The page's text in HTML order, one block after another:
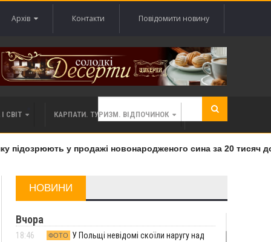
Архів Контакти Повідомити новину
СВІТ КАРПАТИ. ТУРИЗМ. ВІДПОЧИНОК
у продажі новонародженого сина за 20 тисяч
НОВИНИ
Вчора
18:46 ФОТО
У Польщі невідомі скоїли наругу над